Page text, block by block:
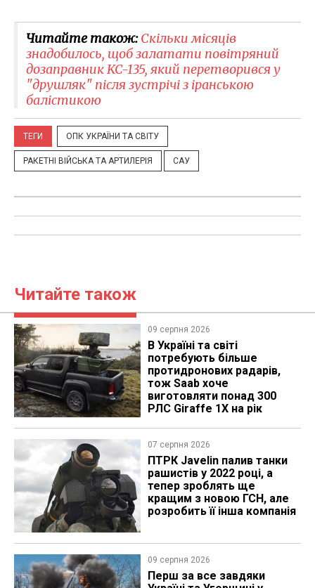
Читайте також:Скільки місяців
знадобилось, щоб залатати повітряний
дозаправник KC-135, який перетворився у
"друшляк" після зустрічі з іранською
балістикою
ТЕГИ ОПК УКРАЇНИ ТА СВІТУ
РАКЕТНІ ВІЙСЬКА ТА АРТИЛЕРІЯ САУ
Читайте також
09 серпня 2026
В Україні та світі
потребують більше
протидронових радарів,
тож Saab хоче
виготовляти понад 300
РЛС Giraffe 1X на рік
07 серпня 2026
ПТРК Javelin палив танки
рашистів у 2022 році, а
тепер зроблять ще
кращим з новою ГСН, але
розробить її інша компанія
09 серпня 2026
Перш за все завдяки